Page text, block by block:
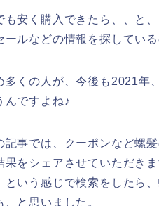
も安く購入できたら、、と
ールなどの情報を探している
多くの人が、今後も2021年
んですよね♪
記事では、クーポンなど螺
果をシェアさせていただき
という感じで検索をしたら
と思いました。